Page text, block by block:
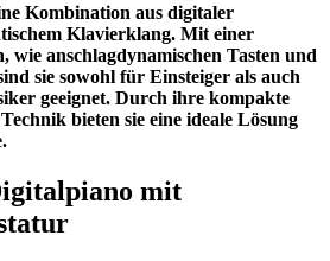
Kombination aus digitaler
Klavierklang. Mit einer
wie anschlagdynamischen Tasten und
sie sowohl für Einsteiger als auch
geeignet. Durch ihre kompakte
bieten sie eine ideale Lösung
mit